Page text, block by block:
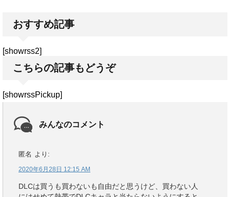
おすすめ記事
[showrss2]
こちらの記事もどうぞ
[showrssPickup]
みんなのコメント
匿名 より:
2020年6月28日 12:15 AM
DLCは買うも買わないも自由だと思うけど、買わない人